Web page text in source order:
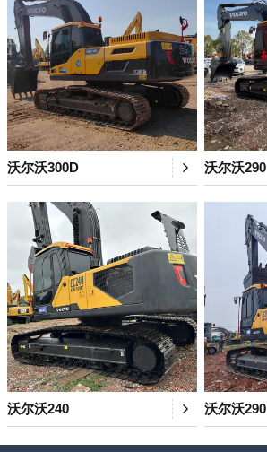
沃尔沃300D 沃尔沃290
沃尔沃240 沃尔沃290